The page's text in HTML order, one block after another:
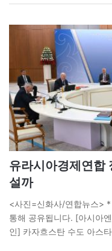
(안보리) 비상임이사국으
에서 4차까지 진행된…
유라시아경제연합
설까
<사진=신화사/연합뉴스>
통해 공유됩니다. [아시아
인] 카자흐스탄 수도 아스